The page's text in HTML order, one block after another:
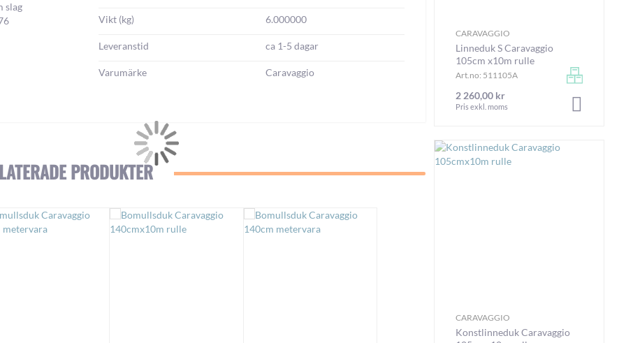
slag
Vikt (kg) 6.000000
Leveranstid ca 1-5 dagar
Varumärke Caravaggio
PRODUKTER
CARAVAGGIO
Linneduk S Caravaggio
105cm x10m rulle
Art.no: 511105A
2 260,00 kr
Pris exkl. moms
CARAVAGGIO
Konstlinneduk Caravaggio